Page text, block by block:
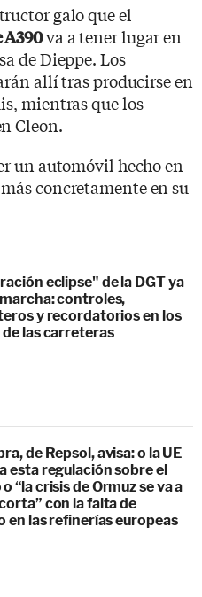
galo que el
A390va a tener lugar en
de Dieppe. Los
allí tras producirse en
mientras que los
Cleon.
un automóvil hecho en
concretamente en su
eclipse" de la DGT ya
controles,
y recordatorios en los
de las carreteras
de Repsol, avisa: o la UE
esta regulación sobre el
“la crisis de Ormuz se va a
con la falta de
en las refinerías europeas